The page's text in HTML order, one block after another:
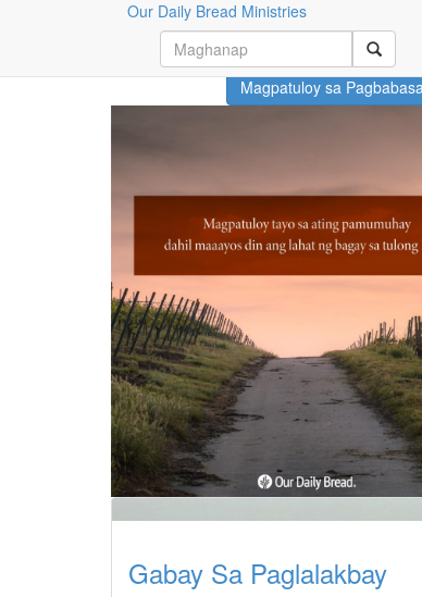
Our Daily Bread Ministries
Month: Marso 2023
Magpatuloy sa
Gabay Sa Paglalakbay